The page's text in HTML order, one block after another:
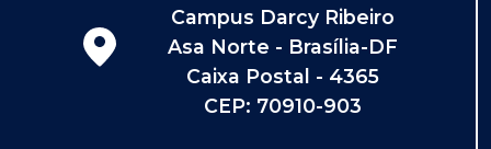
Campus Darcy Ribeiro
Asa Norte - Brasília-DF
Caixa Postal - 4365
CEP: 70910-903